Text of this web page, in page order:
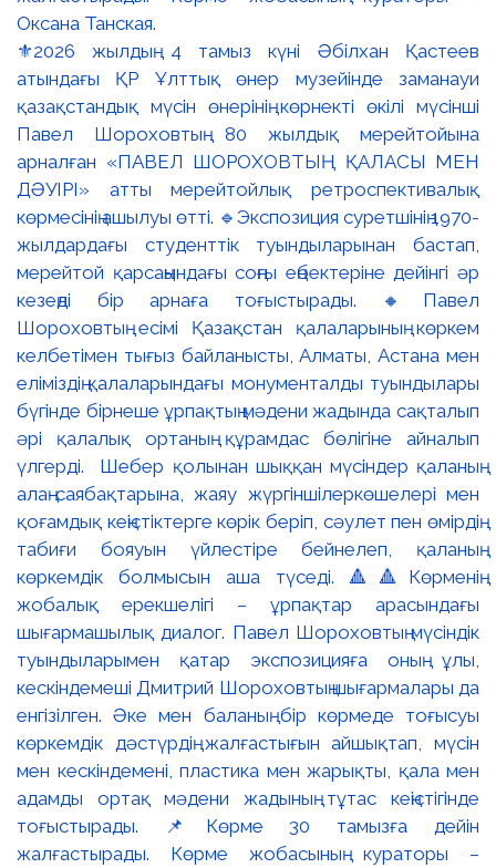
⚜️2026 жылдың 4 тамыз күні Әбілхан Қастеев
атындағы ҚР Ұлттық өнер музейінде заманауи
қазақстандық мүсін өнерінің көрнекті өкілі мүсінші
Павел Шороховтың 80 жылдық мерейтойына
арналған «ПАВЕЛ ШОРОХОВТЫҢ ҚАЛАСЫ МЕН
ДӘУІРІ» атты мерейтойлық ретроспективалық
көрмесінің ашылуы өтті. 🔹Экспозиция суретшінің 1970-
жылдардағы студенттік туындыларынан бастап,
мерейтой қарсаңындағы соңғы еңбектеріне дейінгі әр
кезеңді бір арнаға тоғыстырады. 🔸Павел
Шороховтың есімі Қазақстан қалаларының көркем
келбетімен тығыз байланысты, Алматы, Астана мен
еліміздің қалаларындағы монументалды туындылары
бүгінде бірнеше ұрпақтың мәдени жадында сақталып
әрі қалалық ортаның құрамдас бөлігіне айналып
үлгерді. Шебер қолынан шыққан мүсіндер қаланың
алаң-саябақтарына, жаяу жүргіншілеркөшелері мен
қоғамдық кеңістіктерге көрік беріп, сәулет пен өмірдің
табиғи бояуын үйлестіре бейнелеп, қаланың
көркемдік болмысын аша түседі. 🔺🔺Көрменің
жобалық ерекшелігі – ұрпақтар арасындағы
шығармашылық диалог. Павел Шороховтың мүсіндік
туындыларымен қатар экспозицияға оның ұлы,
кескіндемеші Дмитрий Шороховтың шығармалары да
енгізілген. Әке мен баланың бір көрмеде тоғысуы
көркемдік дәстүрдің жалғастығын айшықтап, мүсін
мен кескіндемені, пластика мен жарықты, қала мен
адамды ортақ мәдени жадының тұтас кеңістігінде
тоғыстырады. 📌Көрме 30 тамызға дейін
жалғастырады. Көрме жобасының кураторы –